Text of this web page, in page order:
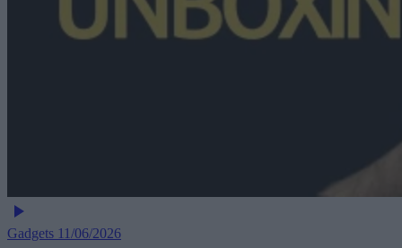
Gadgets 11/06/2026